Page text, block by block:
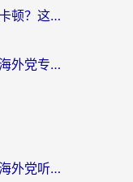
国外打穿越火线：枪战王者总卡顿？这篇加速器推荐下载指南帮你解决延迟难题
国外玩荒野乱斗总卡顿？这份海外党专属的国服游戏加速攻略请收好
酷狗权限受限无法删除歌曲？海外党听国内音乐的终极解决方案来了